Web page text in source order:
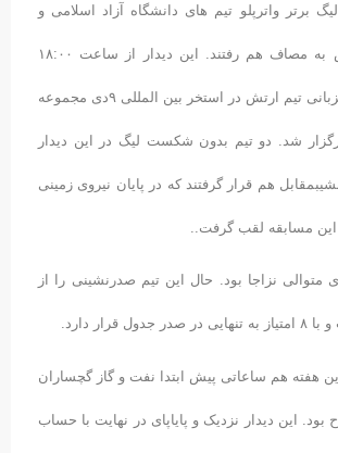
برتر واترپلو تیم های دانشگاه آزاد اسلامی و
نیروی زمینی ارتش به مصاف هم رفتند. این دیدار از ساعت ۱۸:۰۰
امروز (جمعه) به میزبانی تیم ارتش در استخر بین المللی ۹دی مجموعه
شد. دو تیم بدون شکست لیگ در این دیدار
هم قرار گرفتند که در پایان نیروی زمینی
متوالی نزاجا بود. حال این تیم صدرنشینی را از
قرار دارد.
هفته هم ساعاتی پیش ابتدا نفت و گاز گچساران
بود. این دیدار نزدیک و پایاپای در نهایت با حساب